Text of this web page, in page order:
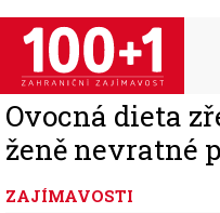
Přejít
hlavnímu
obsahu
Ovocná dieta
ženě nevratné
ZAJÍMAVOSTI